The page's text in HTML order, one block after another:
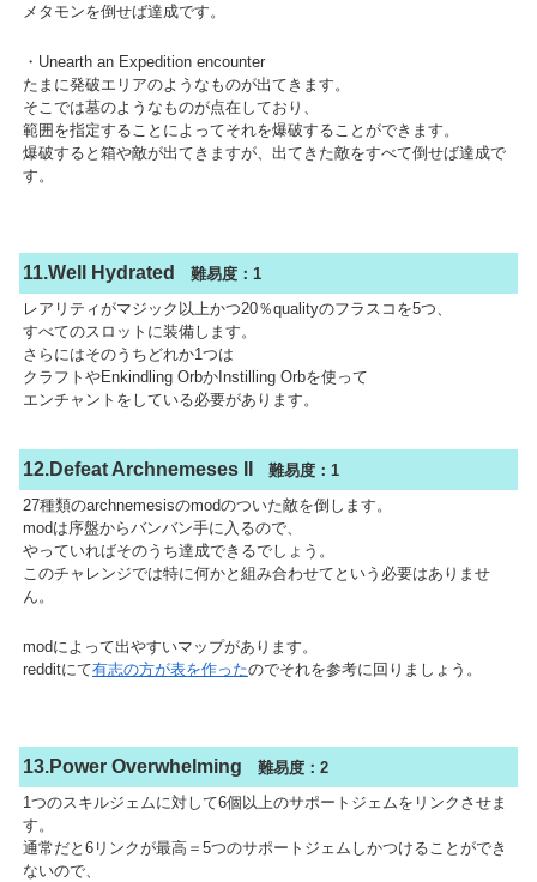
メタモンを倒せば達成です。
・Unearth an Expedition encounter
たまに発破エリアのようなものが出てきます。
そこでは墓のようなものが点在しており、
範囲を指定することによってそれを爆破することができます。
爆破すると箱や敵が出てきますが、出てきた敵をすべて倒せば達成で
す。
11.Well Hydrated
難易度：1
レアリティがマジック以上かつ20％qualityのフラスコを5つ、
すべてのスロットに装備します。
さらにはそのうちどれか1つは
クラフトやEnkindling OrbかInstilling Orbを使って
エンチャントをしている必要があります。
12.Defeat Archnemeses II
難易度：1
27種類のarchnemesisのmodのついた敵を倒します。
modは序盤からバンバン手に入るので、
やっていればそのうち達成できるでしょう。
このチャレンジでは特に何かと組み合わせてという必要はありませ
ん。
modによって出やすいマップがあります。
redditにて有志の方が表を作ったのでそれを参考に回りましょう。
13.Power Overwhelming 難易度：2
1つのスキルジェムに対して6個以上のサポートジェムをリンクさせま
す。
通常だと6リンクが最高＝5つのサポートジェムしかつけることができ
ないので、